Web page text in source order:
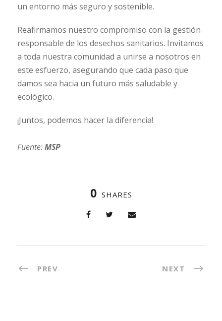
un entorno más seguro y sostenible.
Reafirmamos nuestro compromiso con la gestión
responsable de los desechos sanitarios. Invitamos
a toda nuestra comunidad a unirse a nosotros en
este esfuerzo, asegurando que cada paso que
damos sea hacia un futuro más saludable y
ecológico.
¡Juntos, podemos hacer la diferencia!
Fuente:MSP
0 SHARES
PREV NEXT